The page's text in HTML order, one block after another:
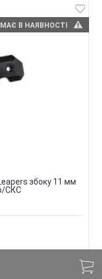
В НАЯВНОСТІ
збоку 11 мм
СКС